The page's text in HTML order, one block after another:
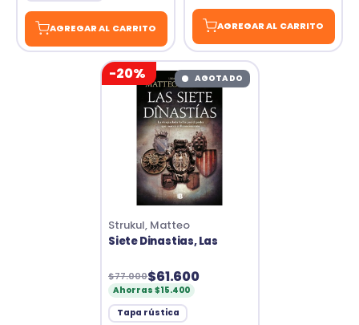
AGREGAR AL CARRITO AGREGAR AL CARRITO
-20% AGOTADO
Strukul, Matteo
Siete Dinastias, Las
$77.000$61.600
Ahorras $15.400
Tapa rústica